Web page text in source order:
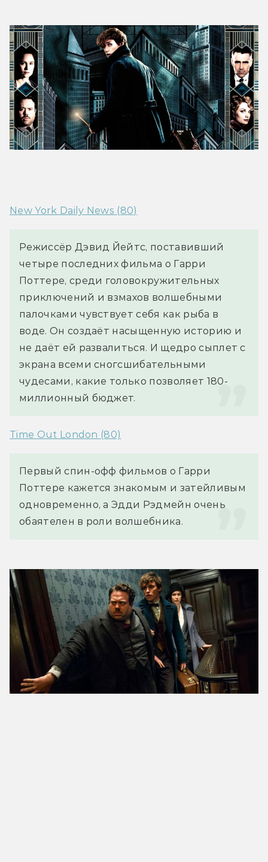
New York Daily News (80)
Режиссёр Дэвид Йейтс, поставивший
четыре последних фильма о Гарри
Поттере, среди головокружительных
приключений и взмахов волшебными
палочками чувствует себя как рыба в
воде. Он создаёт насыщенную историю и
не даёт ей развалиться. И щедро сыплет с
экрана всеми сногсшибательными
чудесами, какие только позволяет 180-
миллионный бюджет.
Time Out London (80)
Первый спин-офф фильмов о Гарри
Поттере кажется знакомым и затейливым
одновременно, а Эдди Рэдмейн очень
обаятелен в роли волшебника.